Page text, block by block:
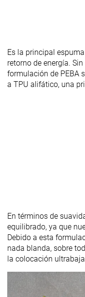
Es la principal
retorno de energía.
formulación de PEBA
a TPU alifático, una
En términos de
equilibrado, ya que
Debido a esta
nada blanda, sobre
la colocación